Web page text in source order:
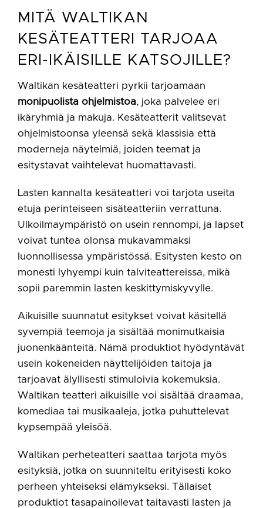
MITÄ WALTIKAN
KESÄTEATTERI TARJOAA
ERI-IKÄISILLE KATSOJILLE?
Waltikan kesäteatteri pyrkii tarjoamaan
monipuolista ohjelmistoa, joka palvelee eri
ikäryhmiä ja makuja. Kesäteatterit valitsevat
ohjelmistoonsa yleensä sekä klassisia että
moderneja näytelmiä, joiden teemat ja
esitystavat vaihtelevat huomattavasti.
Lasten kannalta kesäteatteri voi tarjota useita
etuja perinteiseen sisäteatteriin verrattuna.
Ulkoilmaympäristö on usein rennompi, ja lapset
voivat tuntea olonsa mukavammaksi
luonnollisessa ympäristössä. Esitysten kesto on
monesti lyhyempi kuin talviteattereissa, mikä
sopii paremmin lasten keskittymiskyvylle.
Aikuisille suunnatut esitykset voivat käsitellä
syvempiä teemoja ja sisältää monimutkaisia
juonenkäänteitä. Nämä produktiot hyödyntävät
usein kokeneiden näyttelijöiden taitoja ja
tarjoavat älyllisesti stimuloivia kokemuksia.
Waltikan teatteri aikuisille voi sisältää draamaa,
komediaa tai musikaaleja, jotka puhuttelevat
kypsempää yleisöä.
Waltikan perheteatteri saattaa tarjota myös
esityksiä, jotka on suunniteltu erityisesti koko
perheen yhteiseksi elämykseksi. Tällaiset
produktiot tasapainoilevat taitavasti lasten ja